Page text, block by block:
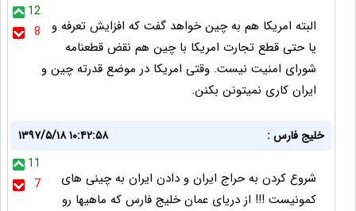
12
8
البته امریکا هم به چین خواهد گفت که افزایش تعرفه و
یا حتی قطع تجارت امریکا با چین هم نقض قطعنامه
شورای امنیت نیست. وقتی امریکا در موضع قدرته چین و
ایران کاری نمیتونن بکنن.
خلیج فارس :
۱۳۹۷/۵/۱۸ ۱۰:۴۲:۵۸
11
7
شروع کردن به حراج ایران و دادن ایران به چینی های
کمونیست !!! از دریای عمان خلیج فارس که ماهیها رو